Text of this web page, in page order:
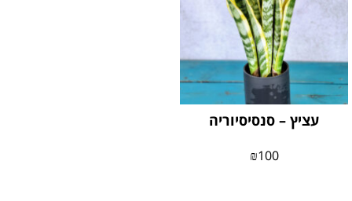
עציץ – סנסיסיוריה
₪100